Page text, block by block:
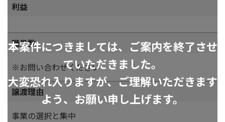
本案件につきましては、ご案内を終了させ
ていただきました。
大変恐れ入りますが、ご理解いただきます
よう、お願い申し上げます。
利益
職員数
※お問い合わせください
譲渡理由
事業の選択と集中